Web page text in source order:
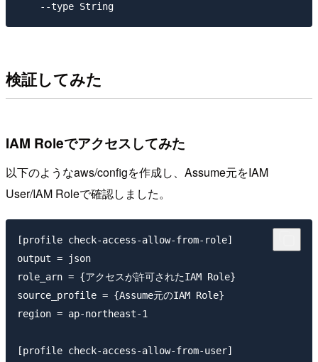
検証してみた
IAM Roleでアクセスしてみた
以下のようなaws/configを作成し、Assume元をIAM
User/IAM Roleで確認しました。
[profile check-access-allow-from-role]
output = json
role_arn = {アクセスが許可されたIAM Role}
source_profile = {Assume元のIAM Role}
region = ap-northeast-1
[profile check-access-allow-from-user]